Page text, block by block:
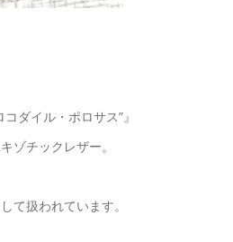
ダイル・ポロサス”』
ゾチックレザー。
て扱われています。